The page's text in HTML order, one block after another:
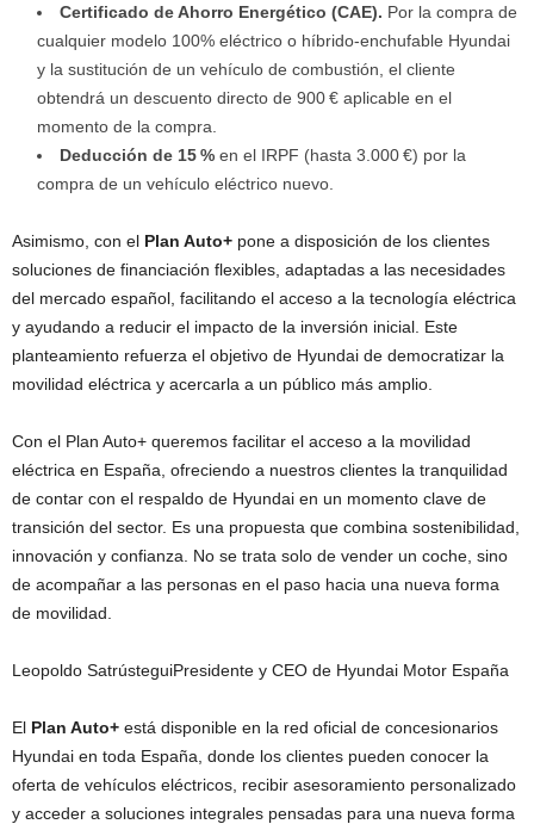
Certificado de Ahorro Energético (CAE). Por la compra de
cualquier modelo 100% eléctrico o híbrido-enchufable Hyundai
y la sustitución de un vehículo de combustión, el cliente
obtendrá un descuento directo de 900 € aplicable en el
momento de la compra.
Deducción de 15 % en el IRPF (hasta 3.000 €) por la
compra de un vehículo eléctrico nuevo.
Asimismo, con el Plan Auto+ pone a disposición de los clientes
soluciones de financiación flexibles, adaptadas a las necesidades
del mercado español, facilitando el acceso a la tecnología eléctrica
y ayudando a reducir el impacto de la inversión inicial. Este
planteamiento refuerza el objetivo de Hyundai de democratizar la
movilidad eléctrica y acercarla a un público más amplio.
Con el Plan Auto+ queremos facilitar el acceso a la movilidad
eléctrica en España, ofreciendo a nuestros clientes la tranquilidad
de contar con el respaldo de Hyundai en un momento clave de
transición del sector. Es una propuesta que combina sostenibilidad,
innovación y confianza. No se trata solo de vender un coche, sino
de acompañar a las personas en el paso hacia una nueva forma
de movilidad.
Leopoldo SatrústeguiPresidente y CEO de Hyundai Motor España
El Plan Auto+ está disponible en la red oficial de concesionarios
Hyundai en toda España, donde los clientes pueden conocer la
oferta de vehículos eléctricos, recibir asesoramiento personalizado
y acceder a soluciones integrales pensadas para una nueva forma